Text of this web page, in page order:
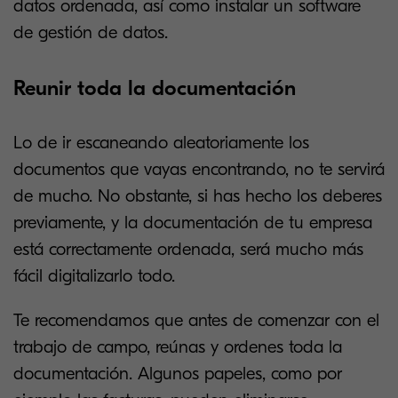
datos ordenada, así como instalar un software
de gestión de datos.
Reunir toda la documentación
Lo de ir escaneando aleatoriamente los
documentos que vayas encontrando, no te servirá
de mucho. No obstante, si has hecho los deberes
previamente, y la documentación de tu empresa
está correctamente ordenada, será mucho más
fácil digitalizarlo todo.
Te recomendamos que antes de comenzar con el
trabajo de campo, reúnas y ordenes toda la
documentación. Algunos papeles, como por